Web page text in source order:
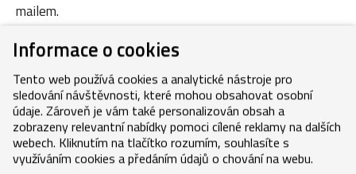
mailem.
Copyright © 2026, MEDITERRAN CZ s.r.o.
Informace o cookies
Tento web používá cookies a analytické nástroje pro
sledování návštěvnosti, které mohou obsahovat osobní
údaje. Zároveň je vám také personalizován obsah a
zobrazeny relevantní nabídky pomoci cílené reklamy na dalších
webech. Kliknutím na tlačítko rozumím, souhlasíte s
využíváním cookies a předáním údajů o chování na webu.